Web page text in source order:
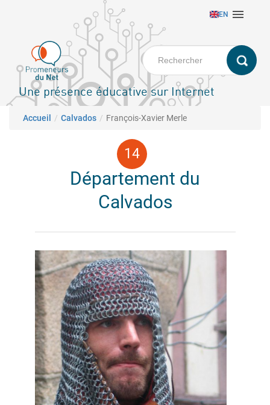
principal
EN 
Une présence éducative sur Internet
Fil d'Ariane
Accueil Calvados François-Xavier Merle
Département du
Calvados